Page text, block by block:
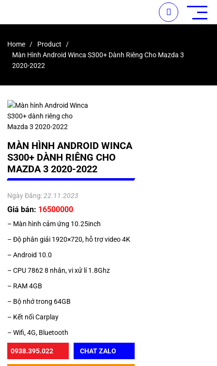
Home
Product
Màn Hình Android Winca S300+ Dành Riêng Cho Mazda 3
2020-2022
MÀN HÌNH ANDROID WINCA
S300+ DÀNH RIÊNG CHO
MAZDA 3 2020-2022
Ngày Đăng: 22.11.2023
Giá bán: 16500000
– Màn hình cảm ứng 10.25inch
– Độ phân giải 1920×720, hỗ trợ video 4K
– Android 10.0
– CPU 7862 8 nhân, vi xử lí 1.8Ghz
– RAM 4GB
– Bộ nhớ trong 64GB
– Kết nối Carplay
– Wifi, 4G, Bluetooth
0938.395.022 CHAT ZALO